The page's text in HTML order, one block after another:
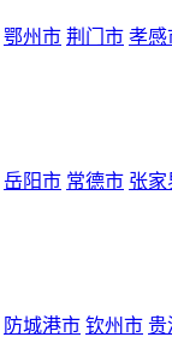
鄂州市 荆门市 孝感
岳阳市 常德市 张家
防城港市 钦州市 贵